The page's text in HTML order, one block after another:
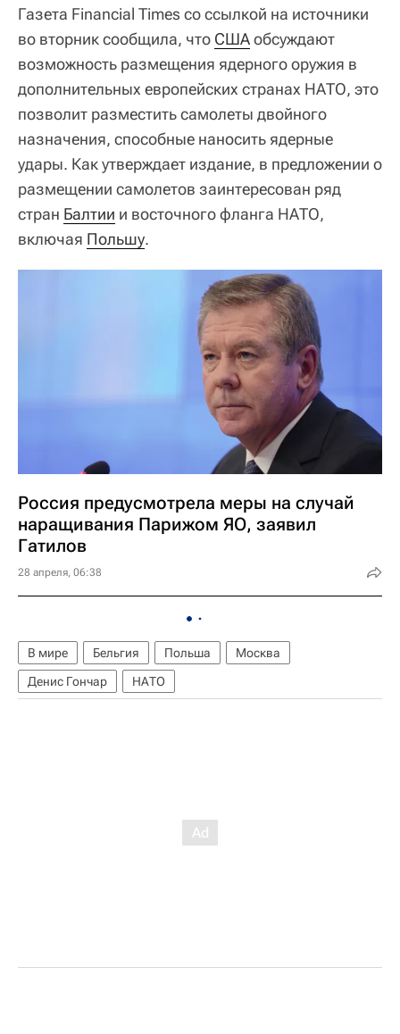
Газета Financial Times со ссылкой на источники
во вторник сообщила, что СШАобсуждают
возможность размещения ядерного оружия в
дополнительных европейских странах НАТО, это
позволит разместить самолеты двойного
назначения, способные наносить ядерные
удары. Как утверждает издание, в предложении о
размещении самолетов заинтересован ряд
стран Балтии и восточного фланга НАТО,
включая Польшу.
Россия предусмотрела меры на случай
наращивания Парижом ЯО, заявил
Гатилов
28 апреля, 06:38
В мире Бельгия Польша
Москва
Денис Гончар
НАТО